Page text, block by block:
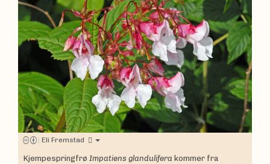
| Eli Fremstad
Kjempespringfrø Impatiens glandulifera kommer fra